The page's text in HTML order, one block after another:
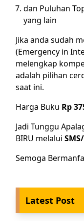
dan Puluhan
yang lain
Jika anda sudah
(Emergency in
melengkap
adalah pilihan
saat ini.
Harga Buku Rp
Jadi Tunggu
BIRU melalui
Semoga
Latest Post